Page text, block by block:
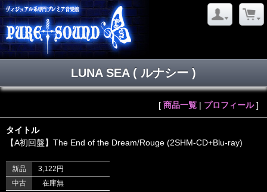
LUNA SEA ( ルナシー )
[ 商品一覧 | プロフィール]
タイトル
【A初回盤】The End of the Dream/Rouge (2SHM-CD+Blu-ray)
新品
3,122円
中古
在庫無